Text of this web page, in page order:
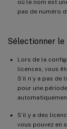
où le nom est
pas de numéro
Sélectionner
Lors de la
licences, vous
S’il n’y a pas
pour une
S’il y a des
vous pouvez en